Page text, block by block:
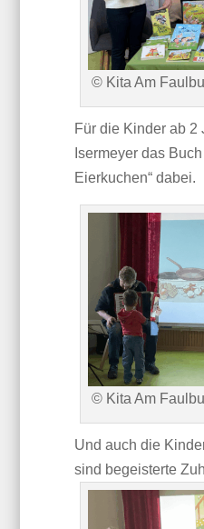
© Kita Am
Für die Kinder ab 2
Isermeyer das
Eierkuchen“ dabei.
© Kita Am
Und auch die
sind begeisterte